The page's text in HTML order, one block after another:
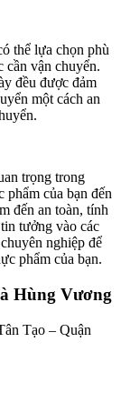
thể lựa chọn phù
vận chuyển.
đều được đảm
một cách an
trọng trong
phẩm của bạn đến
đến an toàn, tính
tưởng vào các
nghiệp để
phẩm của bạn.
Hùng Vương
Tạo – Quận